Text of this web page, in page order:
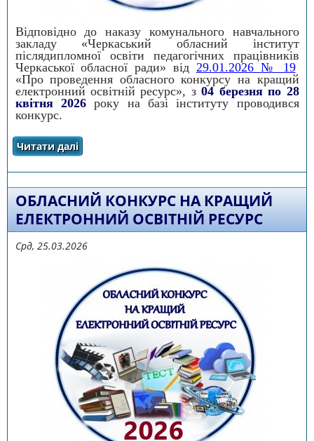
Відповідно до наказу комунального навчального
закладу «Черкаський обласний інститут
післядипломної освіти педагогічних працівників
Черкаської обласної ради» від 29.01.2026 № 19
«Про проведення обласного конкурсу на кращий
електронний освітній ресурс», з04 березня по 28
квітня 2026року на базі інституту проводився
конкурс.
Читати далі
ресурс
ОБЛАСНИЙ КОНКУРС НА КРАЩИЙ
ЕЛЕКТРОННИЙ ОСВІТНІЙ РЕСУРС
Срд, 25.03.2026